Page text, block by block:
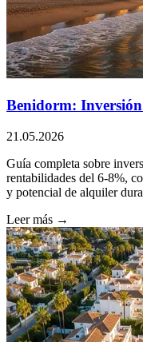
Benidorm:
21.05.2026
Guía completa sobre
rentabilidades del 6-8%,
y potencial de alquiler
Leer más →